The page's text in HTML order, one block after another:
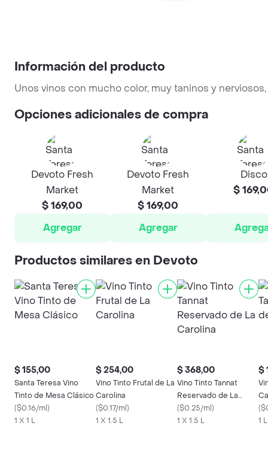
Información del producto
Unos vinos con mucho color, muy taninos y
Opciones adicionales de compra
Devoto Fresh
Market
$ 169,00
Agregar
Devoto Fresh
Market
$ 169,00
Agregar
Disco
$
Productos similares en Devoto
$ 155,00
Santa Teresa Vino
Tinto de Mesa Clásico
($0.16/ml)
1 X 1 L
$ 254,00
Vino Tinto Frutal de La
Carolina
($0.17/ml)
1 X 1.5 L
$ 368,00
Vino Tinto Tannat
Reservado de La
Carolina
($0.25/ml)
1 X 1.5 L
$
(
1 L